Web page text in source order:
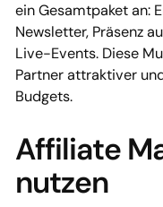
ein Gesamtpaket an:
Newsletter, Präsenz
Live-Events. Diese
Partner attraktiver
Budgets.
Affiliate
nutzen